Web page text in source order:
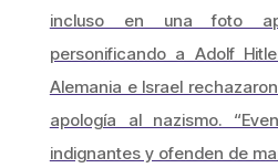
incluso en una foto
personificando a Adolf
Alemania e Israel
apología al nazismo.
indignantes y ofenden de